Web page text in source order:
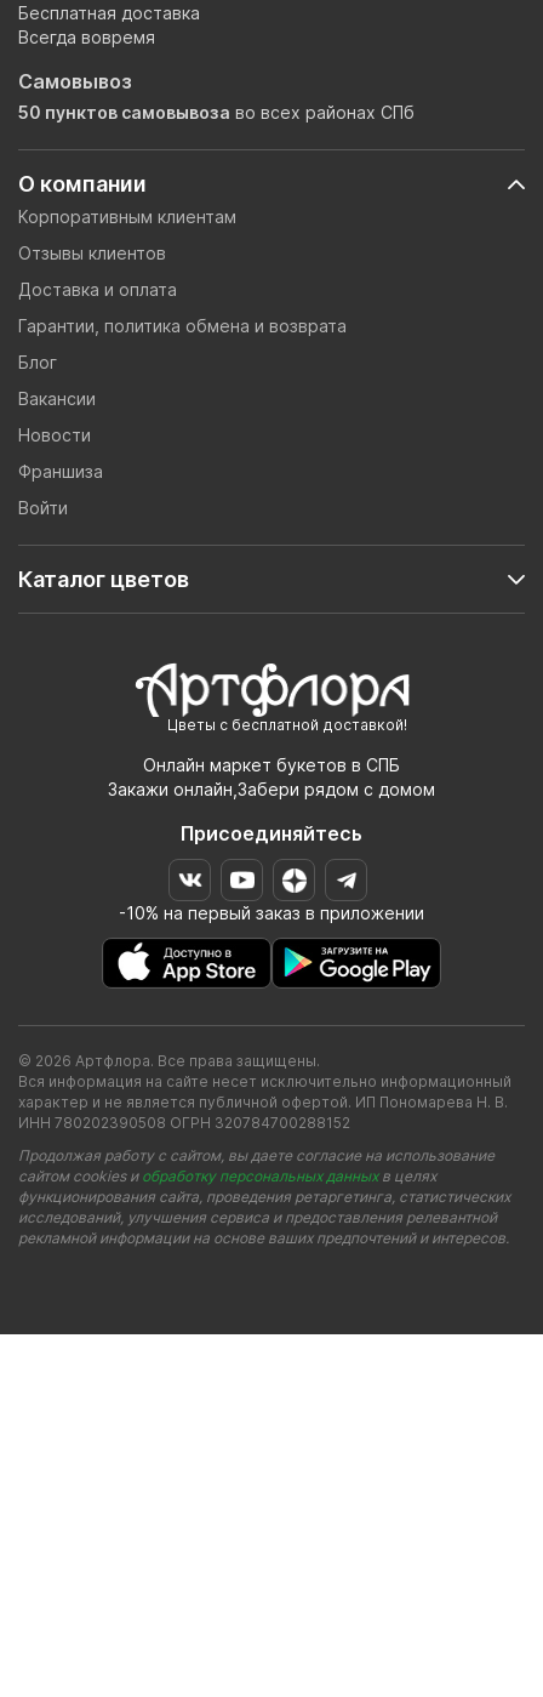
Цветы с бесплатной доставкой!
Онлайн маркет букетов в СПБ
Закажи онлайн,Забери рядом с домом
Присоединяйтесь
-10% на первый заказ в приложении
О компании
Корпоративным клиентам
Отзывы клиентов
Доставка и оплата
Гарантии, политика обмена и возврата
Блог
Вакансии
Новости
Франшиза
Войти
Каталог цветов
Бесплатная доставка
Всегда вовремя
Самовывоз
50 пунктов самовывоза во всех районах СПб
© 2026 Артфлора. Все права защищены.
Вся информация на сайте несет исключительно информационный
характер и не является публичной офертой. ИП Пономарева Н. В.
ИНН 780202390508 ОГРН 320784700288152
Продолжая работу с сайтом, вы даете согласие на использование
сайтом cookies и обработку персональных данныхв целях
функционирования сайта, проведения ретаргетинга, статистических
исследований, улучшения сервиса и предоставления релевантной
рекламной информации на основе ваших предпочтений и интересов.